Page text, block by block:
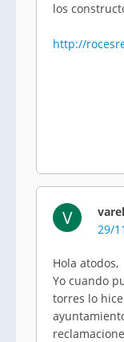
los
http://
V
29/
Hola atodos,
Yo cuando
torres lo